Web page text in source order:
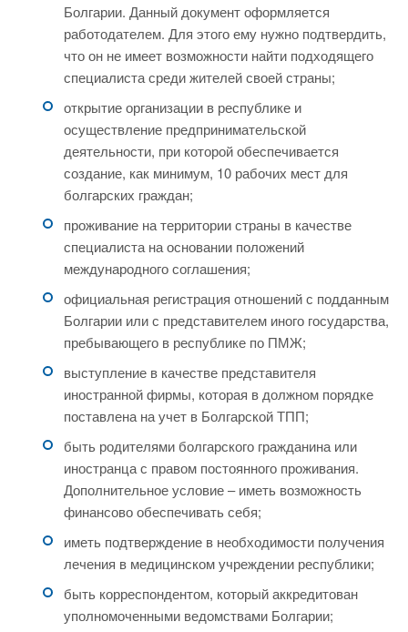
Болгарии. Данный документ оформляется
работодателем. Для этого ему нужно подтвердить,
что он не имеет возможности найти подходящего
специалиста среди жителей своей страны;
открытие организации в республике и
осуществление предпринимательской
деятельности, при которой обеспечивается
создание, как минимум, 10 рабочих мест для
болгарских граждан;
проживание на территории страны в качестве
специалиста на основании положений
международного соглашения;
официальная регистрация отношений с подданным
Болгарии или с представителем иного государства,
пребывающего в республике по ПМЖ;
выступление в качестве представителя
иностранной фирмы, которая в должном порядке
поставлена на учет в Болгарской ТПП;
быть родителями болгарского гражданина или
иностранца с правом постоянного проживания.
Дополнительное условие – иметь возможность
финансово обеспечивать себя;
иметь подтверждение в необходимости получения
лечения в медицинском учреждении республики;
быть корреспондентом, который аккредитован
уполномоченными ведомствами Болгарии;